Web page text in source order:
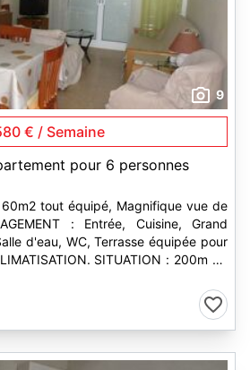
9
€ / Semaine
pour 6 personnes